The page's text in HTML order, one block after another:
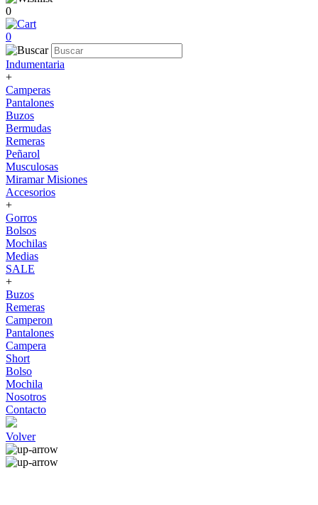
0
0
Indumentaria
+
Camperas
Pantalones
Buzos
Bermudas
Remeras
Peñarol
Musculosas
Miramar Misiones
Accesorios
+
Gorros
Bolsos
Mochilas
Medias
SALE
+
Buzos
Remeras
Camperon
Pantalones
Campera
Short
Bolso
Mochila
Nosotros
Contacto
Volver